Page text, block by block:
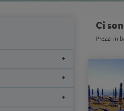
Ci
Prezzi in